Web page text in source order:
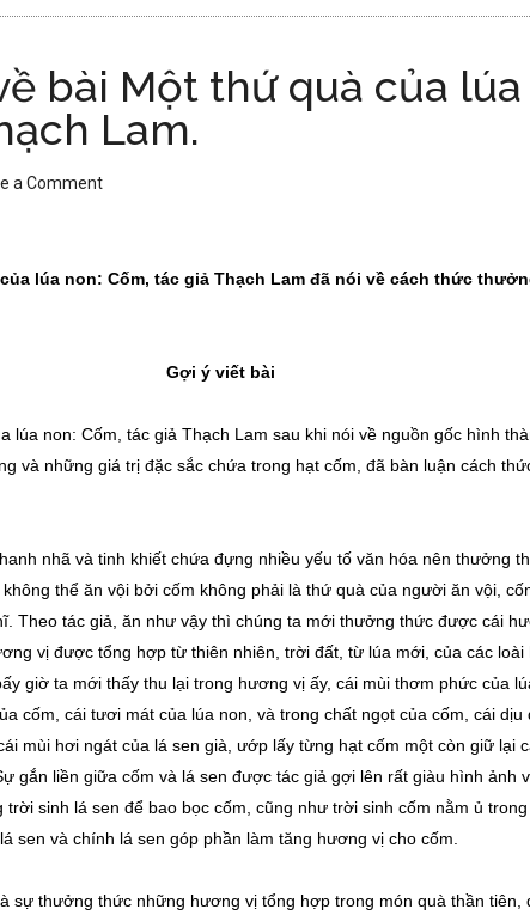
bài Một thứ quà của lúa
Lam.
a Comment
lúa non: Cốm, tác giả Thạch Lam đã nói về cách thức
Gợi ý viết bài
lúa non: Cốm, tác giả Thạch Lam sau khi nói về nguồn gốc hình
và những giá trị đặc sắc chứa trong hạt cốm, đã bàn luận cách
nhã và tinh khiết chứa đựng nhiều yếu tố văn hóa nên thưởng
thể ăn vội bởi cốm không phải là thứ quà của người ăn vội,
Theo tác giả, ăn như vậy thì chúng ta mới thưởng thức được cái
vị được tổng hợp từ thiên nhiên, trời đất, từ lúa mới, của các loài
giờ ta mới thấy thu lại trong hương vị ấy, cái mùi thơm phức của
cốm, cái tươi mát của lúa non, và trong chất ngọt của cốm, cái dịu
mùi hơi ngát của lá sen già, ướp lấy từng hạt cốm một còn giữ lại
gắn liền giữa cốm và lá sen được tác giả gợi lên rất giàu hình ảnh
trời sinh lá sen để bao bọc cốm, cũng như trời sinh cốm nằm ủ
sen và chính lá sen góp phần làm tăng hương vị cho cốm.
sự thưởng thức những hương vị tổng hợp trong món quà thần tiên,